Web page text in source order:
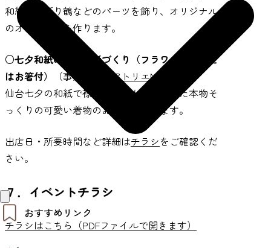
おすすめリンク
和紙や、折り鶴などのパーツを飾り、オリジナル
のオルゴールを作ります。
○七夕和紙の着物人形づくり（フラワーペンまた
はお箸付）
（事業者名： アトリエM）
仙台七夕の和紙で襟や帯などもこだわった本物そ
っくりの可愛い着物のお人形を作ります。
出店日・所要時間など詳細はチラシをご確認くだ
さい。
７．イベントチラシ
チラシはこちら（PDFファイルで開きます）